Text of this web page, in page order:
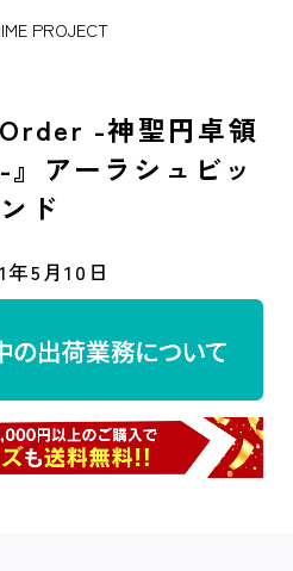
PROJECT
-神聖円卓領
アーラシュビッ
ド
年5月10日